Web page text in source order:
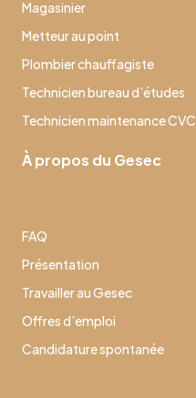
Magasinier
Metteur au point
Plombier chauffagiste
Technicien bureau d’études
Technicien maintenance CVC
À propos du Gesec
FAQ
Présentation
Travailler au Gesec
Offres d’emploi
Candidature spontanée